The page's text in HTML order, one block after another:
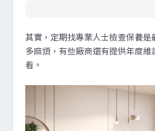
其實，定期找專業人士檢查保養
多麻煩，有些廠商還有提供年度
看。